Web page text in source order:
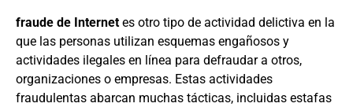
fraude de Internet es otro tipo de actividad delictiva en la
que las personas utilizan esquemas engañosos y
actividades ilegales en línea para defraudar a otros,
organizaciones o empresas. Estas actividades
fraudulentas abarcan muchas tácticas, incluidas estafas